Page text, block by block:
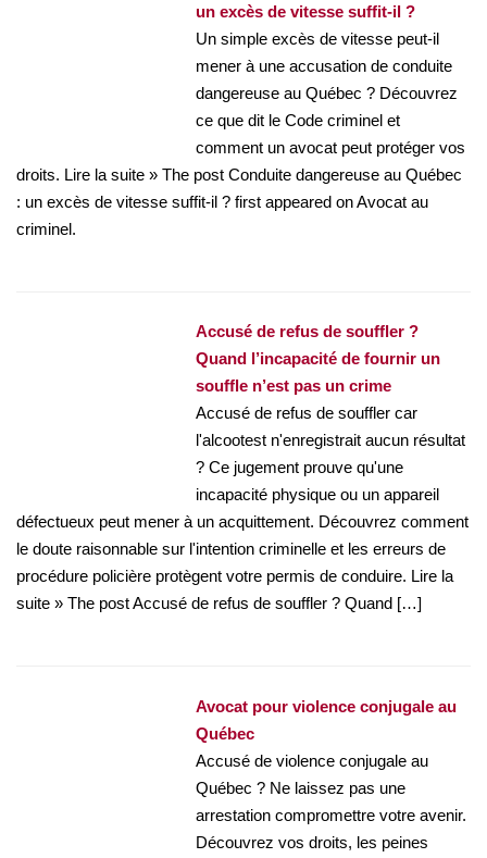
un excès de vitesse suffit-il ?
Un simple excès de vitesse peut-il
mener à une accusation de conduite
dangereuse au Québec ? Découvrez
ce que dit le Code criminel et
comment un avocat peut protéger vos
droits. Lire la suite » The post Conduite dangereuse au Québec
: un excès de vitesse suffit-il ? first appeared on Avocat au
criminel.
Accusé de refus de souffler ?
Quand l’incapacité de fournir un
souffle n’est pas un crime
Accusé de refus de souffler car
l'alcootest n'enregistrait aucun résultat
? Ce jugement prouve qu'une
incapacité physique ou un appareil
défectueux peut mener à un acquittement. Découvrez comment
le doute raisonnable sur l'intention criminelle et les erreurs de
procédure policière protègent votre permis de conduire. Lire la
suite » The post Accusé de refus de souffler ? Quand […]
Avocat pour violence conjugale au
Québec
Accusé de violence conjugale au
Québec ? Ne laissez pas une
arrestation compromettre votre avenir.
Découvrez vos droits, les peines